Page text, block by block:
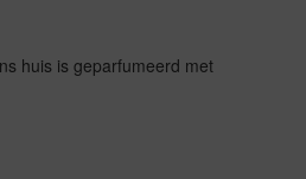
huis is geparfumeerd met